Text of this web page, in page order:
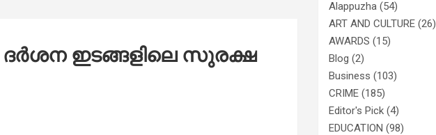
ഇടങ്ങളിലെ സുരക്ഷ
Alappuzha (54)
ART AND CULTURE (26)
AWARDS (15)
Blog (2)
Business (103)
CRIME (185)
Editor's Pick (4)
EDUCATION (98)